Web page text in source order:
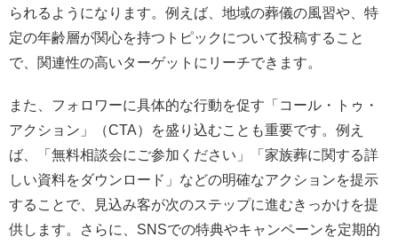
られるようになります。例えば、地域の葬儀の風習や、特
定の年齢層が関心を持つトピックについて投稿すること
で、関連性の高いターゲットにリーチできます。
また、フォロワーに具体的な行動を促す「コール・トゥ・
アクション」（CTA）を盛り込むことも重要です。例え
ば、「無料相談会にご参加ください」「家族葬に関する詳
しい資料をダウンロード」などの明確なアクションを提示
することで、見込み客が次のステップに進むきっかけを提
供します。さらに、SNSでの特典やキャンペーンを定期的